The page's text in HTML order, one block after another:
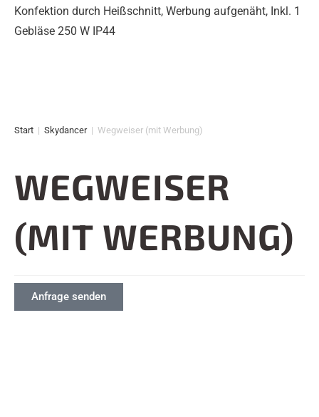
Konfektion durch Heißschnitt, Werbung aufgenäht, Inkl. 1
Gebläse 250 W IP44
Start | Skydancer | Wegweiser (mit Werbung)
WEGWEISER
(MIT WERBUNG)
Anfrage senden